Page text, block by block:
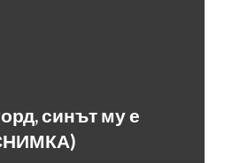
синът му е